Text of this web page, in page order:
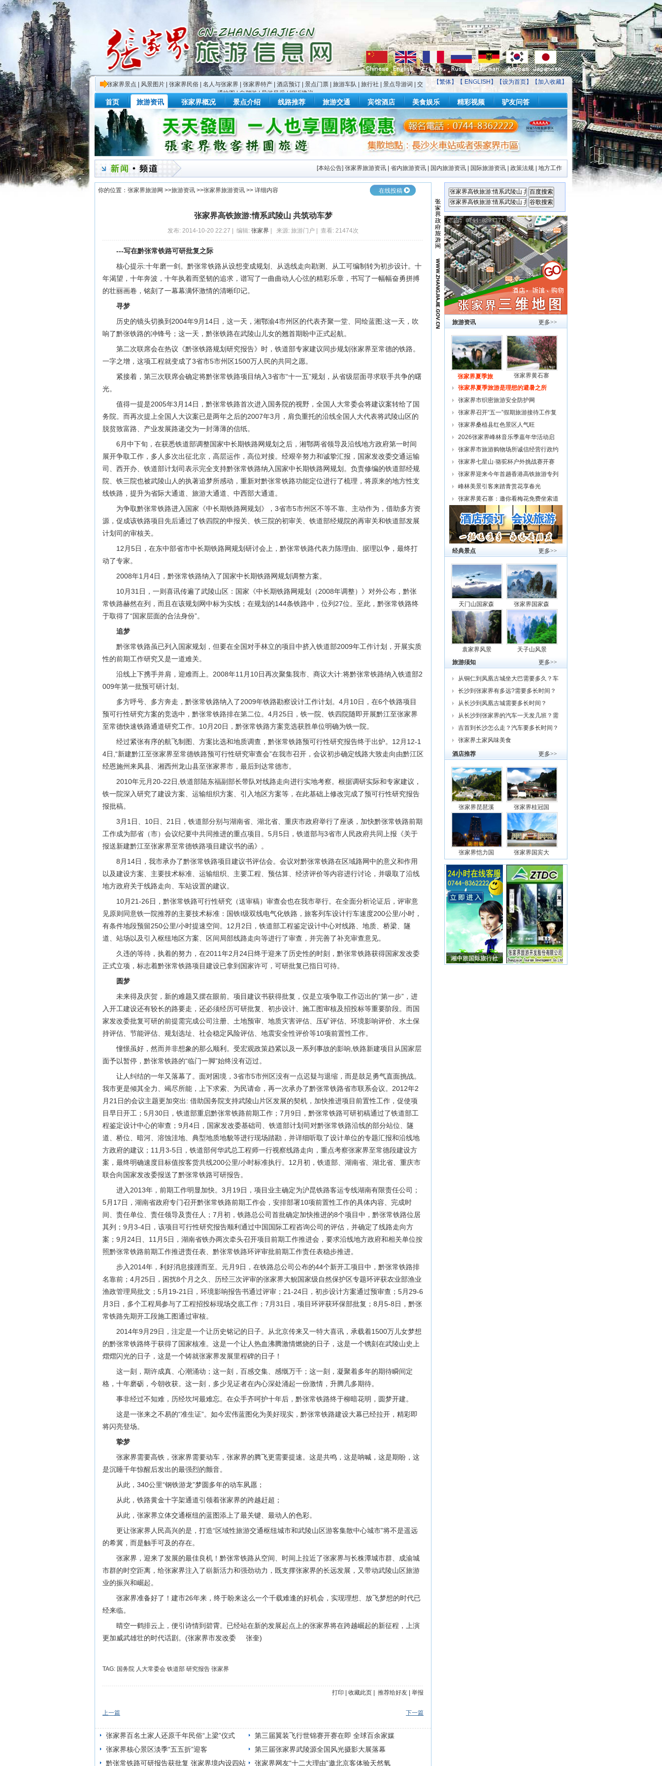
【繁体】【 ENGLISH 】【设为首页】【加入收藏】
张家界景点 风景图片 张家界民俗 名人与张家界 张家界特产 酒店预订 景点门票 旅游车队 旅行社 景点导游词
交
通地图|自驾游|导游风采|投诉建议
首页 旅游资讯 张家界概况 景点介绍 线路推荐 旅游交通 宾馆酒店 美食娱乐 精彩视频 驴友问答
[本站公告] 张家界旅游资讯 省内旅游资讯 国内旅游资讯 国际旅游资讯 政策法规 地方工作
你的位置： 张家界旅游网 >>旅游资讯 >>张家界旅游资讯 >> 详细内容 在线投稿
张家界高铁旅游:情系武陵山 共筑动车梦
发布: 2014-10-20 22:27 | 编辑: 张家界 | 来源: 旅游门户 | 查看: 21474次
---写在黔张常铁路可研批复之际
核心提示:十年磨一剑。黔张常铁路从设想变成规划、从选线走向勘测、从工可编制转为初步设计。十
年渴望，十年奔波，十年执着而坚韧的追求，谱写了一曲曲动人心弦的精彩乐章，书写了一幅幅奋勇拼搏
的壮丽画卷，铭刻了一幕幕满怀激情的清晰印记。
寻梦
历史的镜头切换到2004年9月14日，这一天，湘鄂渝4市州区的代表齐聚一堂、同绘蓝图;这一天，吹
响了黔张铁路的冲锋号；这一天，黔张铁路在武陵山儿女的翘首期盼中正式起航。
第二次联席会在热议《黔张铁路规划研究报告》时，铁道部专家建议同步规划张家界至常德的铁路。
一字之增，这项工程就变成了3省市5市州区1500万人民的共同之愿。
紧接着，第三次联席会确定将黔张常铁路项目纳入3省市“十一五”规划，从省级层面寻求联手共争的曙
光。
值得一提是2005年3月14日，黔张常铁路首次进入国务院的视野，全国人大常委会将建议案转给了国
务院。而再次提上全国人大议案已是两年之后的2007年3月，肩负重托的沿线全国人大代表将武陵山区的
脱贫致富路、产业发展路递交为一封薄薄的信纸。
6月中下旬，在获悉铁道部调整国家中长期铁路网规划之后，湘鄂两省领导及沿线地方政府第一时间
展开争取工作，多人多次出征北京，高层运作，高位对接。经艰辛努力和诚挚汇报，国家发改委交通运输
司、西开办、铁道部计划司表示完全支持黔张常铁路纳入国家中长期铁路网规划。负责修编的铁道部经规
院、铁三院也被武陵山人的执著追梦所感动，重新对黔张常铁路功能定位进行了梳理，将原来的地方性支
线铁路，提升为省际大通道、旅游大通道、中西部大通道。
为争取黔张常铁路进入国家《中长期铁路网规划》，3省市5市州区不等不靠、主动作为，借助多方资
源，促成该铁路项目先后通过了铁四院的申报关、铁三院的初审关、铁道部经规院的再审关和铁道部发展
计划司的审核关。
12月5日，在东中部省市中长期铁路网规划研讨会上，黔张常铁路代表力陈理由、据理以争，最终打
动了专家。
2008年1月4日，黔张常铁路纳入了国家中长期铁路网规划调整方案。
10月31日，一则喜讯传遍了武陵山区：国家《中长期铁路网规划（2008年调整）》对外公布，黔张
常铁路赫然在列，而且在该规划网中标为实线；在规划的144条铁路中，位列27位。至此，黔张常铁路终
于取得了“国家层面的合法身份”。
追梦
黔张常铁路虽已列入国家规划，但要在全国对手林立的项目中挤入铁道部2009年工作计划，开展实质
性的前期工作研究又是一道难关。
沿线上下携手并肩，迎难而上。2008年11月10日再次聚集我市、商议大计:将黔张常铁路纳入铁道部2
009年第一批预可研计划。
多方呼号、多方奔走，黔张常铁路纳入了2009年铁路勘察设计工作计划。4月10日，在6个铁路项目
预可行性研究方案的竞选中，黔张常铁路排在第二位。4月25日，铁一院、铁四院随即开展黔江至张家界
至常德快速铁路通道研究工作。10月20日，黔张常铁路方案竞选获胜单位明确为铁一院。
经过紧张有序的航飞制图、方案比选和地质调查，黔张常铁路预可行性研究报告终于出炉。12月12-1
4日,“新建黔江至张家界至常德铁路预可行性研究审查会”在我市召开，会议初步确定线路大致走向由黔江区
经恩施州来凤县、湘西州龙山县至张家界市，最后到达常德市。
2010年元月20-22日,铁道部陆东福副部长带队对线路走向进行实地考察。根据调研实际和专家建议，
铁一院深入研究了建设方案、运输组织方案、引入地区方案等，在此基础上修改完成了预可行性研究报告
报批稿。
3月1日、10日、21日，铁道部分别与湖南省、湖北省、重庆市政府举行了座谈，加快黔张常铁路前期
工作成为部省（市）会议纪要中共同推进的重点项目。5月5日，铁道部与3省市人民政府共同上报《关于
报送新建黔江至张家界至常德铁路项目建议书的函》。
8月14日，我市承办了黔张常铁路项目建议书评估会。会议对黔张常铁路在区域路网中的意义和作用
以及建设方案、主要技术标准、运输组织、主要工程、预估算、经济评价等内容进行讨论，并吸取了沿线
地方政府关于线路走向、车站设置的建议。
10月21-26日，黔张常铁路可行性研究（送审稿）审查会也在我市举行。在全面分析论证后，评审意
见原则同意铁一院推荐的主要技术标准：国铁I级双线电气化铁路，旅客列车设计行车速度200公里/小时，
有条件地段预留250公里/小时提速空间。12月2日，铁道部工程鉴定设计中心对线路、地质、桥梁、隧
道、站场以及引入枢纽地区方案、区间局部线路走向等进行了审查，并完善了补充审查意见。
久违的等待，执着的努力，在2011年2月24日终于迎来了历史性的时刻，黔张常铁路获得国家发改委
正式立项，标志着黔张常铁路项目建设已拿到国家许可，可研批复已指日可待。
圆梦
未来得及庆贺，新的难题又摆在眼前。项目建议书获得批复，仅是立项争取工作迈出的“第一步”，进
入开工建设还有较长的路要走，还必须经历可研批复、初步设计、施工图审核及招投标等重要阶段。而国
家发改委批复可研的前提需完成公司注册、土地预审、地质灾害评估、压矿评估、环境影响评价、水土保
持评估、节能评估、规划选址、社会稳定风险评估、地震安全性评价等10项前置性工作。
憧憬虽好，然而并非想象的那么顺利。受宏观政策趋紧以及一系列事故的影响,铁路新建项目从国家层
面予以暂停，黔张常铁路的“临门一脚”始终没有迈过。
让人纠结的一年又落幕了。面对困境，3省市5市州区没有一点迟疑与退缩，而是鼓足勇气直面挑战。
我市更是倾其全力、竭尽所能，上下求索、为民请命，再一次承办了黔张常铁路省市联系会议。2012年2
月21日的会议主题更加突出: 借助国务院支持武陵山片区发展的契机，加快推进项目前置性工作，促使项
目早日开工；5月30日，铁道部重启黔张常铁路前期工作；7月9日，黔张常铁路可研初稿通过了铁道部工
程鉴定设计中心的审查；9月4日，国家发改委基础司、铁道部计划司对黔张常铁路沿线的部分站位、隧
道、桥位、暗河、溶蚀洼地、典型地质地貌等进行现场踏勘，并详细听取了设计单位的专题汇报和沿线地
方政府的建议；11月3-5日，铁道部何华武总工程师一行视察线路走向，重点考察张家界至常德段建设方
案，最终明确速度目标值按客货共线200公里/小时标准执行。12月初，铁道部、湖南省、湖北省、重庆市
联合向国家发改委报送了黔张常铁路可研报告。
进入2013年，前期工作明显加快。3月19日，项目业主确定为沪昆铁路客运专线湖南有限责任公司；
5月17日，湖南省政府专门召开黔张常铁路前期工作会，安排部署10项前置性工作的具体内容、完成时
间、责任单位、责任领导及责任人；7月初，铁路总公司首批确定加快推进的8个项目中，黔张常铁路位居
其列；9月3-4日，该项目可行性研究报告顺利通过中国国际工程咨询公司的评估，并确定了线路走向方
案；9月24日、11月5日，湖南省铁办两次牵头召开项目前期工作推进会，要求沿线地方政府和相关单位按
照黔张常铁路前期工作推进责任表、黔张常铁路环评审批前期工作责任表稳步推进。
步入2014年，利好消息接踵而至。元月9日，在铁路总公司公布的44个新开工项目中，黔张常铁路排
名靠前；4月25日，困扰8个月之久、历经三次评审的张家界大鲵国家级自然保护区专题环评获农业部渔业
渔政管理局批文；5月19-21日，环境影响报告书通过评审；21-24日，初步设计方案通过预审查；5月29-6
月3日，多个工程局参与了工程招投标现场交底工作；7月31日，项目环评获环保部批复；8月5-8日，黔张
常铁路先期开工段施工图通过审核。
2014年9月29日，注定是一个让历史铭记的日子。从北京传来又一特大喜讯，承载着1500万儿女梦想
的黔张常铁路终于获得了国家核准。这是一个让人热血沸腾激情燃烧的日子，这是一个镌刻在武陵山史上
熠熠闪光的日子，这是一个铸就张家界发展里程碑的日子！
这一刻，期许成真、心潮涌动；这一刻，百感交集、感慨万千；这一刻，凝聚着多年的期待瞬间定
格，十年磨砺，今朝收获。这一刻，多少见证者在内心深处涌起一份激情，升腾几多期待。
事非经过不知难，历经坎坷最难忘。在众手齐呵护十年后，黔张常铁路终于柳暗花明，圆梦开建。
这是一张来之不易的“准生证”。如今宏伟蓝图化为美好现实，黔张常铁路建设大幕已经拉开，精彩即
将闪亮登场。
挚梦
张家界需要高铁，张家界需要动车，张家界的腾飞更需要提速。这是共鸣，这是呐喊，这是期盼，这
是沉睡千年惊醒后发出的最强烈的颤音。
从此，340公里“钢铁游龙”梦圆多年的动车夙愿；
从此，铁路黄金十字架通道引领着张家界的跨越赶超；
从此，张家界立体交通枢纽的蓝图添上了最关键、最动人的色彩。
更让张家界人民高兴的是，打造“区域性旅游交通枢纽城市和武陵山区游客集散中心城市”将不是遥远
的希冀，而是触手可及的存在。
张家界，迎来了发展的最佳良机！黔张常铁路从空间、时间上拉近了张家界与长株潭城市群、成渝城
市群的时空距离，给张家界注入了崭新活力和强劲动力，既支撑张家界的长远发展，又带动武陵山区旅游
业的振兴和崛起。
张家界准备好了！建市26年来，终于盼来这么一个千载难逢的好机会，实现理想、放飞梦想的时代已
经来临。
晴空一鹤排云上，便引诗情到碧霄。已经站在新的发展起点上的张家界将在跨越崛起的新征程，上演
更加威武雄壮的时代话剧。(张家界市发改委 张奎)
TAG: 国务院 人大常委会 铁道部 研究报告 张家界
打印 收藏此页 推荐给好友 举报
上一篇 下一篇
张家界百名土家人还原千年民俗“上梁”仪式
第三届翼装飞行世锦赛开赛在即 全球百余家媒
体强势关注
张家界核心景区淡季“五五折”迎客
第三届张家界武陵源全国风光摄影大展落幕
黔张常铁路可研报告获批复 张家界境内设四站
张家界网友“十二大理由”邀北京客体验天然氧
更多>>
旅游资讯
张家界夏季旅
张家界黄石寨
张家界夏季旅游是理想的避暑之所
张家界市织密旅游安全防护网
张家界召开“五一”假期旅游接待工作复
张家界桑植县红色景区人气旺
2026张家界峰林音乐季嘉年华活动启
幕
张家界市旅游购物场所诚信经营行政约
谈
张家界七星山·骆驼杯户外挑战赛开赛
张家界迎来今年首趟香港高铁旅游专列
峰林美景引客来踏青赏花享春光
张家界黄石寨：邀你看梅花免费坐索道
更多>>
经典景点
天门山国家森 张家界国家森
袁家界风景
天子山风景
更多>>
旅游须知
从铜仁到凤凰古城坐大巴需要多久？车
费
长沙到张家界有多远?需要多长时间？
从
从长沙到凤凰古城需要多长时间？
从长沙到张家界的汽车一天发几班？需
要
吉首到长沙怎么走？汽车要多长时间？
我
张家界土家风味美食
更多>>
酒店推荐
张家界琵琶溪 张家界桂冠国
张家界恺力国 张家界国宾大